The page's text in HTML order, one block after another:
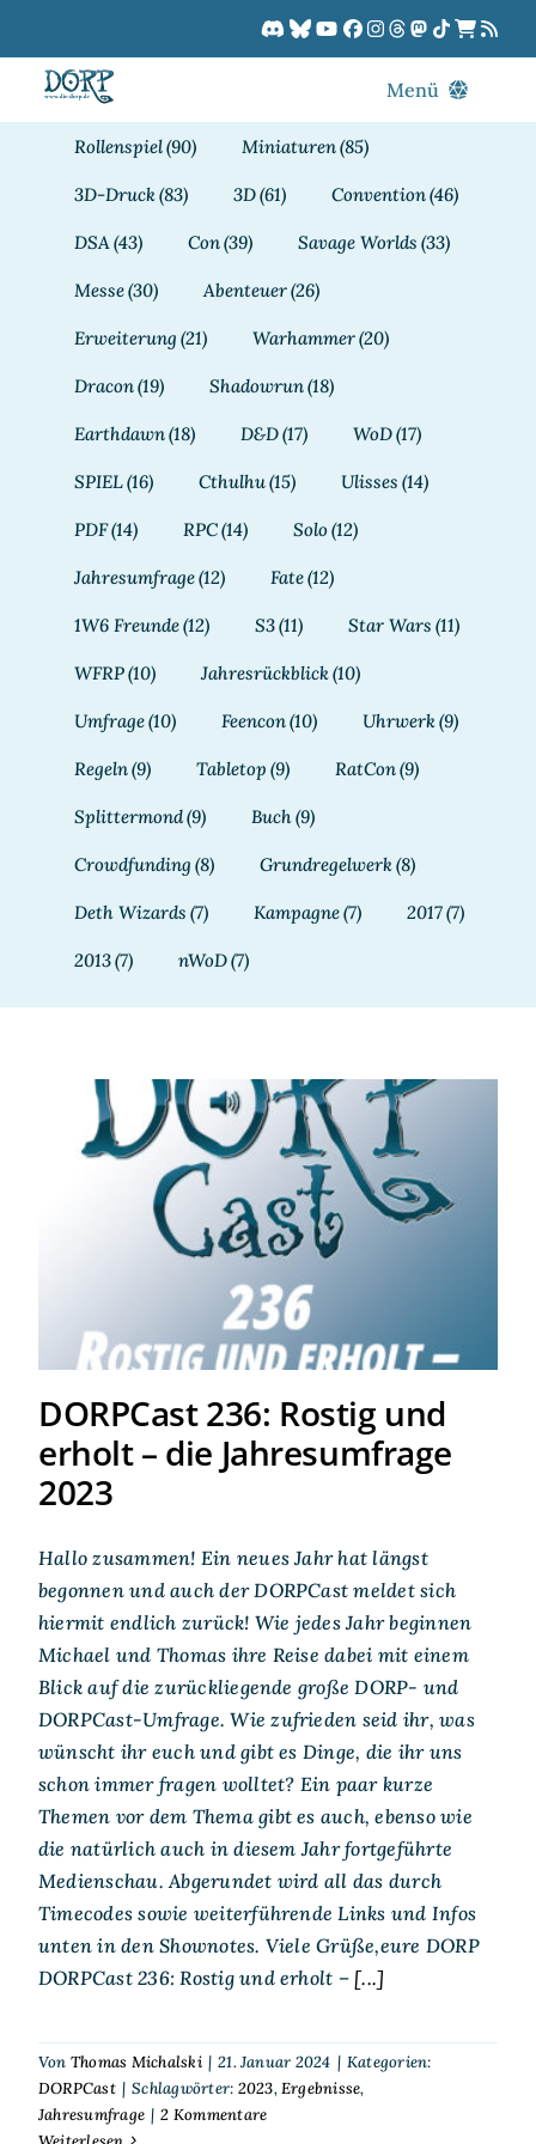
springen
Menü
Rollenspiel(90) Miniaturen(85)
3D-Druck(83) 3D(61) Convention(46)
DSA (43) Con(39) Savage Worlds (33)
Messe(30) Abenteuer(26)
Erweiterung (21) Warhammer(20)
Dracon(19) Shadowrun(18)
Earthdawn(18) D&D(17) WoD(17)
SPIEL(16) Cthulhu(15) Ulisses (14)
PDF(14) RPC(14) Solo(12)
Jahresumfrage(12) Fate(12)
1W6 Freunde(12) S3(11) Star Wars (11)
WFRP(10) Jahresrückblick(10)
Umfrage(10) Feencon(10) Uhrwerk(9)
Regeln(9) Tabletop (9) RatCon(9)
Splittermond(9) Buch(9)
Crowdfunding (8) Grundregelwerk(8)
Deth Wizards (7) Kampagne(7) 2017(7)
2013(7) nWoD(7)
DORPCast 236: Rostig und
erholt – die Jahresumfrage
2023
DORPCast 236: Rostig und
erholt – die Jahresumfrage
2023
Hallo zusammen! Ein neues Jahr hat längst
begonnen und auch der DORPCast meldet sich
hiermit endlich zurück! Wie jedes Jahr beginnen
Michael und Thomas ihre Reise dabei mit einem
Blick auf die zurückliegende große DORP- und
DORPCast-Umfrage. Wie zufrieden seid ihr, was
wünscht ihr euch und gibt es Dinge, die ihr uns
schon immer fragen wolltet? Ein paar kurze
Themen vor dem Thema gibt es auch, ebenso wie
die natürlich auch in diesem Jahr fortgeführte
Medienschau. Abgerundet wird all das durch
Timecodes sowie weiterführende Links und Infos
unten in den Shownotes. Viele Grüße,eure DORP
DORPCast 236: Rostig und erholt –[...]
Von Thomas Michalski | 21. Januar 2024 | Kategorien:
DORPCast | Schlagwörter: 2023,Ergebnisse,
Jahresumfrage | 2 Kommentare